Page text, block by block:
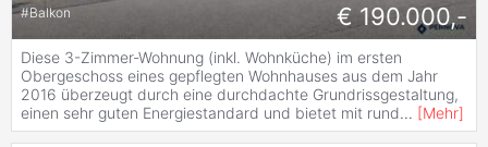
#Balkon € 190.000,-
Diese 3-Zimmer-Wohnung (inkl. Wohnküche) im ersten
Obergeschoss eines gepflegten Wohnhauses aus dem Jahr
2016 überzeugt durch eine durchdachte Grundrissgestaltung,
einen sehr guten Energiestandard und bietet mit rund... [Mehr]